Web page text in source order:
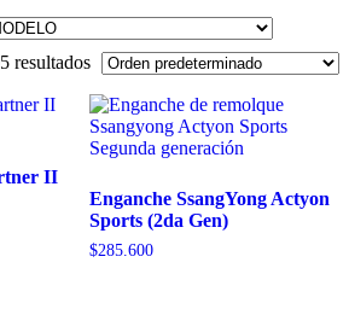
resultados
II
Enganche SsangYong Actyon
Sports (2da Gen)
$285.600